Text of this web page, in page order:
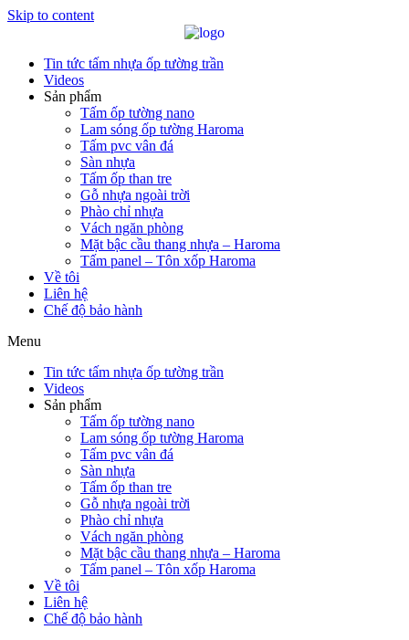
Skip to content
Tin tức tấm nhựa ốp tường trần
Videos
Sản phẩm
Tấm ốp tường nano
Lam sóng ốp tường Haroma
Tấm pvc vân đá
Sàn nhựa
Tấm ốp than tre
Gỗ nhựa ngoài trời
Phào chỉ nhựa
Vách ngăn phòng
Mặt bậc cầu thang nhựa – Haroma
Tấm panel – Tôn xốp Haroma
Về tôi
Liên hệ
Chế độ bảo hành
Menu
Tin tức tấm nhựa ốp tường trần
Videos
Sản phẩm
Tấm ốp tường nano
Lam sóng ốp tường Haroma
Tấm pvc vân đá
Sàn nhựa
Tấm ốp than tre
Gỗ nhựa ngoài trời
Phào chỉ nhựa
Vách ngăn phòng
Mặt bậc cầu thang nhựa – Haroma
Tấm panel – Tôn xốp Haroma
Về tôi
Liên hệ
Chế độ bảo hành